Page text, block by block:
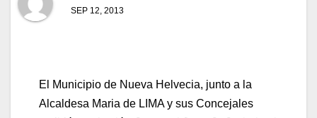
SEP 12, 2013
El Municipio de Nueva Helvecia, junto a la
Alcaldesa Maria de LIMA y sus Concejales